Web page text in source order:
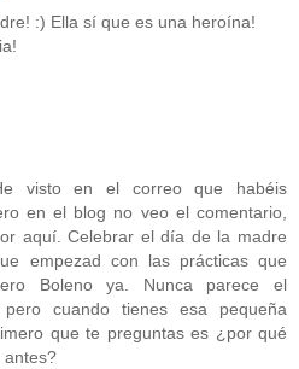
:) Ella sí que es una heroína!
visto en el correo que habéis
en el blog no veo el comentario,
aquí. Celebrar el día de la madre
empezad con las prácticas que
Boleno ya. Nunca parece el
pero cuando tienes esa pequeña
que te preguntas es ¿por qué
antes?